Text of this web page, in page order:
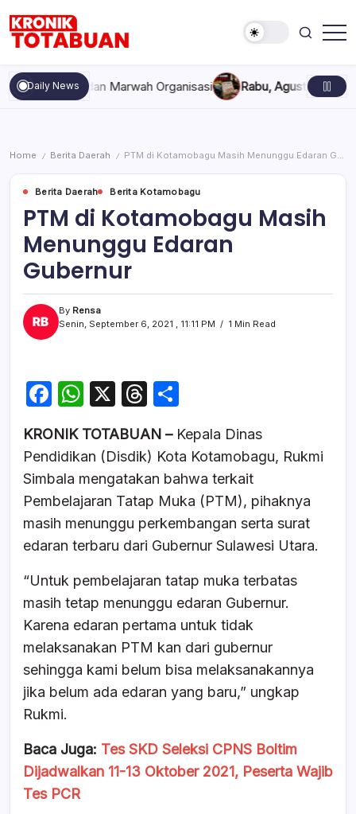
content
Totabuan
hari
ini
Kronik
Daily Newsdan Marwah Organisasi Rabu, Agustus 5, 2026 ,
Home / Berita Daerah / PTM di Kotamobagu Masih Menunggu Edaran Gubernur
Berita Daerah Berita Kotamobagu
PTM di Kotamobagu Masih
Menunggu Edaran
Gubernur
By Rensa
Senin, September 6, 2021 , 11:11 PM
1 Min Read
F
c
e
b
o
o
k
W
at
s
A
p
p
X
T
e
a
d
s
ar
e
KRONIK TOTABUAN –Kepala Dinas
Pendidikan (Disdik) Kota Kotamobagu, Rukmi
Simbala mengatakan bahwa terkait
Pembelajaran Tatap Muka (PTM), pihaknya
masih menunggu perkembangan serta surat
edaran terbaru dari Gubernur Sulawesi Utara.
“Untuk pembelajaran tatap muka terbatas
masih tetap menunggu edaran Gubernur.
Karena edaran pertama untuk tidak
melaksanakan PTM kan dari gubernur
sehingga kami belum bisa melaksanakannya
jika belum ada edaran yang baru,” ungkap
Rukmi.
Baca Juga: Tes SKD Seleksi CPNS Boltim
Dijadwalkan 11-13 Oktober 2021, Peserta Wajib
Tes PCR